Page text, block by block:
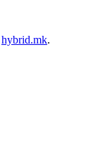
hybrid.mk.